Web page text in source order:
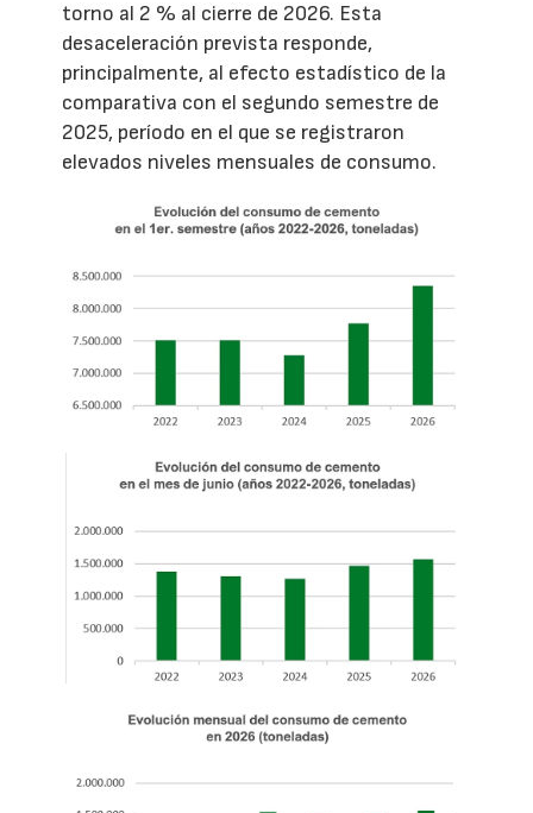
torno al 2 % al cierre de 2026. Esta
desaceleración prevista responde,
principalmente, al efecto estadístico de la
comparativa con el segundo semestre de
2025, período en el que se registraron
elevados niveles mensuales de consumo.